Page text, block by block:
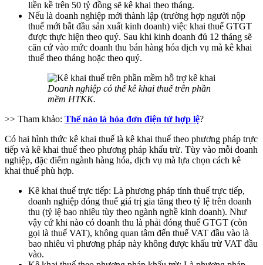
liền kề trên 50 tỷ đồng sẽ kê khai theo tháng.
Nếu là doanh nghiệp mới thành lập (trường hợp người nộp
thuế mới bắt đầu sản xuất kinh doanh) việc khai thuế GTGT
được thực hiện theo quý. Sau khi kinh doanh đủ 12 tháng sẽ
căn cứ vào mức doanh thu bán hàng hóa dịch vụ mà kê khai
thuế theo tháng hoặc theo quý.
Doanh nghiệp có thể kê khai thuế trên phần
mềm HTKK.
>> Tham khảo: Thế nào là hóa đơn điện tử hợp lệ?
Có hai hình thức kê khai thuế là kê khai thuế theo phương pháp trực
tiếp và kê khai thuế theo phương pháp khấu trừ. Tùy vào mỗi doanh
nghiệp, đặc điểm ngành hàng hóa, dịch vụ mà lựa chọn cách kê
khai thuế phù hợp.
Kê khai thuế trực tiếp: Là phương pháp tính thuế trực tiếp,
doanh nghiệp đóng thuế giá trị gia tăng theo tỷ lệ trên doanh
thu (tỷ lệ bao nhiêu tùy theo ngành nghề kinh doanh). Như
vậy cứ khi nào có doanh thu là phải đóng thuế GTGT (còn
gọi là thuế VAT), không quan tâm đến thuế VAT đầu vào là
bao nhiêu vì phương pháp này không được khấu trừ VAT đầu
vào.